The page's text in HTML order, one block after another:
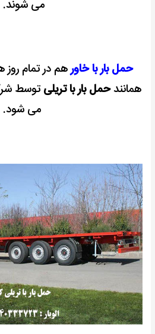
می شوند.
حمل بار با خاورهم در تمام روز
همانندحمل بار با تریلیتوسط
می شود.